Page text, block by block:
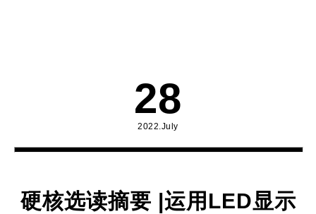
28
2022.July
硬核选读摘要 |运用LED显示